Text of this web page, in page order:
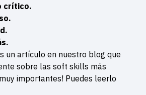
crítico.
un artículo en nuestro blog que
sobre las soft skills más
importantes! Puedes leerlo